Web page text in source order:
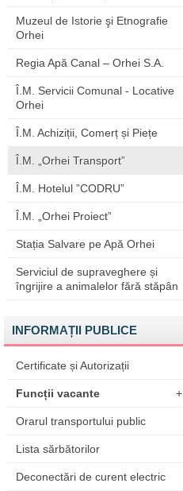
Muzeul de Istorie şi Etnografie
Orhei
Regia Apă Canal – Orhei S.A.
Î.M. Servicii Comunal - Locative
Orhei
Î.M. Achiziții, Comerț și Piețe
Î.M. „Orhei Transport”
Î.M. Hotelul ”CODRU”
Î.M. „Orhei Proiect”
Stația Salvare pe Apă Orhei
Serviciul de supraveghere și
îngrijire a animalelor fără stăpân
INFORMAȚII PUBLICE
Certificate și Autorizații
Funcții vacante +
Orarul transportului public
Lista sărbătorilor
Deconectări de curent electric